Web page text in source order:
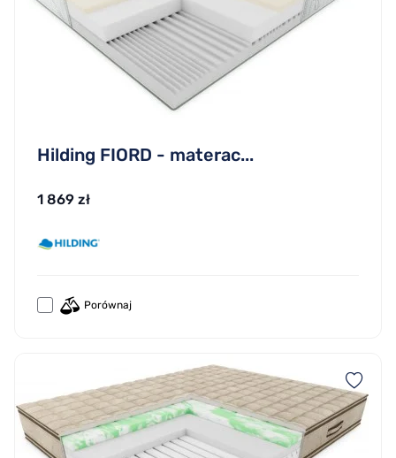
Hilding FIORD - materac...
1 869 zł
Porównaj